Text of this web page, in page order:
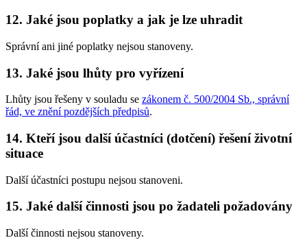
12. Jaké jsou poplatky a jak je lze uhradit
Správní ani jiné poplatky nejsou stanoveny.
13. Jaké jsou lhůty pro vyřízení
Lhůty jsou řešeny v souladu se zákonem č. 500/2004 Sb., správní
řád, ve znění pozdějších předpisů.
14. Kteří jsou další účastníci (dotčení) řešení životní
situace
Další účastníci postupu nejsou stanoveni.
15. Jaké další činnosti jsou po žadateli požadovány
Další činnosti nejsou stanoveny.